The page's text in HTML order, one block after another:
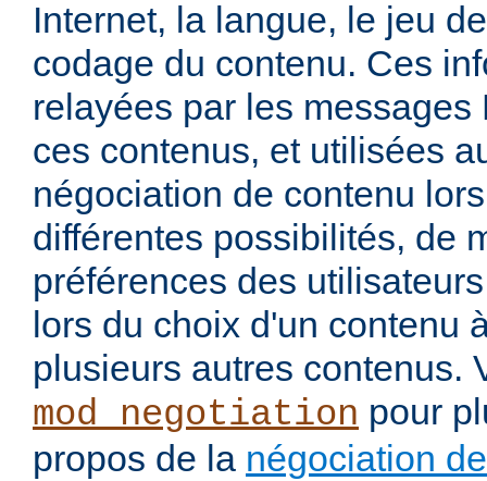
Internet, la langue, le jeu
codage du contenu. Ces
relayées par les
ces contenus, et utilisées
négociation de contenu
différentes possibilités, de
préférences des
lors du choix d'un contenu
plusieurs autres contenus.
mod_negotiation pour
propos de la négociation